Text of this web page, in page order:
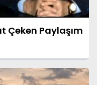
Çeken Paylaşım